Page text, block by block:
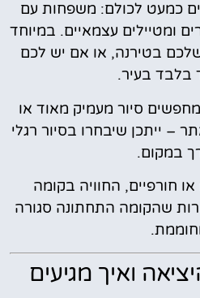
כמעט לכולם: משפחות עם
ומטיילים עצמאיים. במיוחד
בטירנה, או אם יש לכם
בלבד בעיר.
סיור מעמיק מאוד או
– ייתכן שיבחרו בסיור רגלי
במקום.
חורפיים, החוויה בקומה
שהקומה התחתונה סגורה
ואיך מגיעים